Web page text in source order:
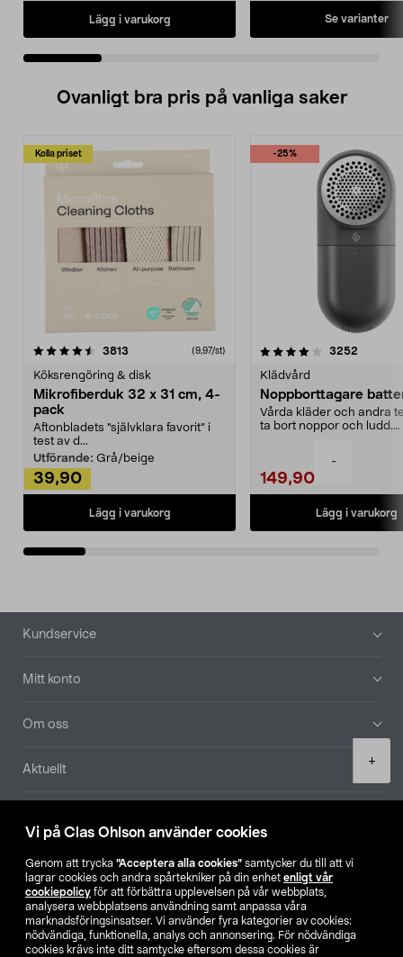
Vi på Clas Ohlson använder cookies
Genom att trycka ”Acceptera alla cookies” samtycker du till att vi
lagrar cookies och andra spårtekniker på din enhet enligt vår
cookiepolicy för att förbättra upplevelsen på vår webbplats,
analysera webbplatsens användning samt anpassa våra
marknadsföringsinsatser. Vi använder fyra kategorier av cookies:
nödvändiga, funktionella, analys och annonsering. För nödvändiga
cookies krävs inte ditt samtycke eftersom dessa cookies är
-
+
Lägg i varukorg Se varianter
Ovanligt bra pris på vanliga saker
Kolla priset
3813 (9,97/st)
Köksrengöring & disk
Mikrofiberduk 32 x 31 cm, 4-
pack
Aftonbladets "självklara favorit” i
test av d...
Utförande: Grå/beige
39,90
Lägg i varukorg
-25%
4.0av 5 stjärnor 3252
Klädvård
Noppborttagare
Vårda kläder och andra
ta bort noppor och ludd.
149,90
Lägg i varukorg
4.5av 5 stjärnor
Sidfot
Kundservice
Mitt konto
Om oss
Aktuellt
Hitta butik
SE NO FI